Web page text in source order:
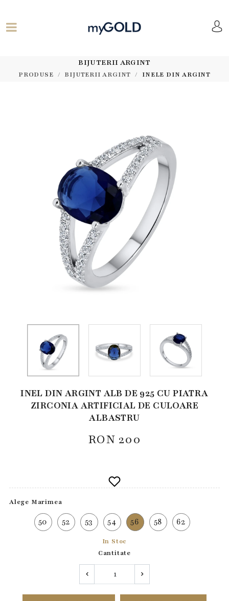
BIJUTERII ARGINT
PRODUSE BIJUTERII ARGINT INELE DIN ARGINT
INEL DIN ARGINT ALB DE 925 CU PIATRA
ZIRCONIA ARTIFICIAL DE CULOARE
ALBASTRU
RON 200
Alege Marimea
50 52 53 54 56 58 62
In Stoc
Cantitate